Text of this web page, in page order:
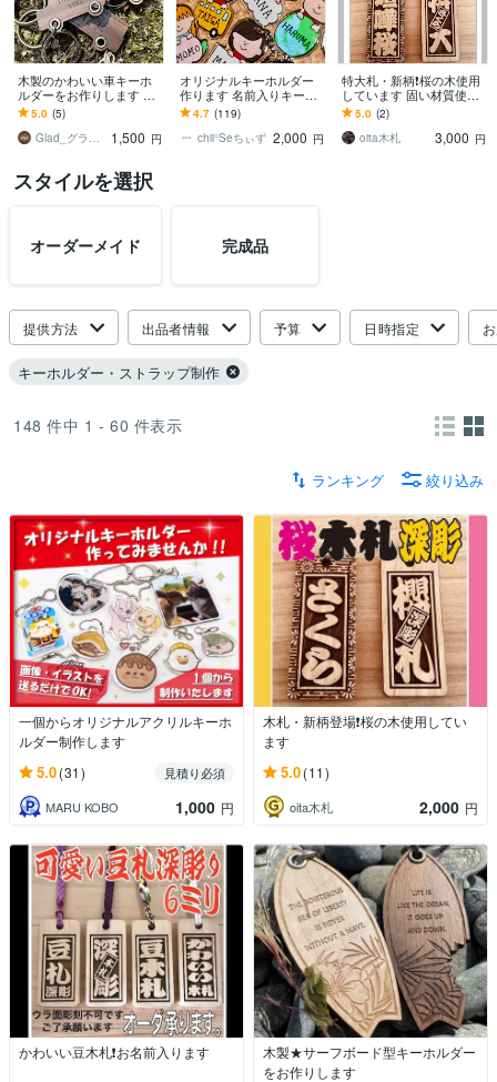
木製のかわいい車キーホ
ルダーをお作りします お
車のナンバー、お名前、
内容は自由です☺︎
5.0 (5)
Glad_グラッド
1,500 円
オリジナルキーホルダー
作ります 名前入りキーホ
ルダーのオーダーメイド
受付中です！
4.7 (119)
chii°Seちぃず 2,000 円
特大札・新柄❗️桜の木使用
しています 固い材質使用
により細かい模様を実
現 夏祭りにおすすめで
す
5.0 (2)
oita木札
3,000 円
スタイルを選択
オーダーメイド 完成品
提供方法 出品者情報 予算 日時指定
キーホルダー・ストラップ制作
148 件中 1 - 60 件表示
ランキング 絞り込み
一個からオリジナルアクリルキーホ
ルダー制作します
5.0(31)
見積り必須
MARU KOBO
1,000 円
木札・新柄登場❗️桜の木使用してい
ます
5.0(11)
oita木札 2,000 円
かわいい豆木札❗️お名前入ります
木製★サーフボード型キーホルダー
をお作りします